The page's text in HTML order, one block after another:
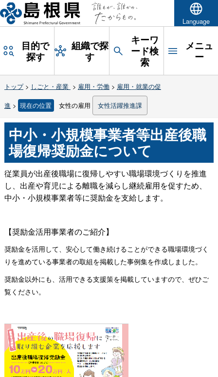
Language
目的で
探す
組織で探
す
キーワ
ード検
索
メニュ
ー
トップ> しごと・産業 > 雇用・労働 > 雇用・就業の促
進 > 現在の位置 女性の雇用 女性活躍推進課
中小・小規模事業者等出産後職
場復帰奨励金について
従業員が出産後職場に復帰しやすい職場環境づくりを推進
し、出産や育児による離職を減らし継続雇用を促すため、
中小・小規模事業者等に奨励金を支給します。
【奨励金活用事業者のご紹介】
奨励金を活用して、安心して働き続けることができる職場環境づく
りを進めている事業者の取組を掲載した事例集を作成しました。
奨励金以外にも、活用できる支援策を掲載していますので、ぜひご
覧ください。